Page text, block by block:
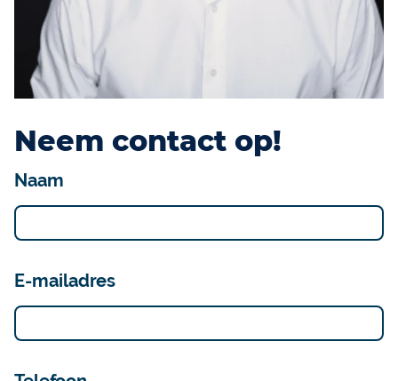
Neem contact op!
Naam
E-mailadres